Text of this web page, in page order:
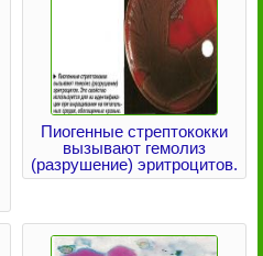
Пиогенные стрептококки
вызывают гемолиз
(разрушение) эритроцитов.